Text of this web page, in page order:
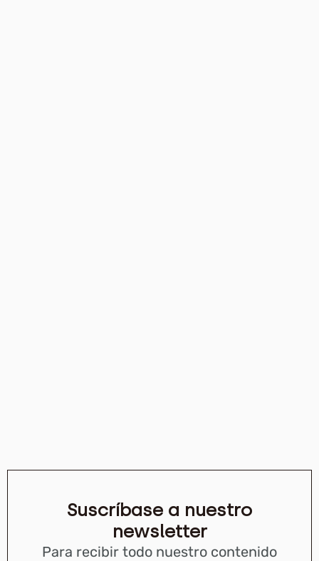
Suscríbase a nuestro
newsletter
Para recibir todo nuestro contenido